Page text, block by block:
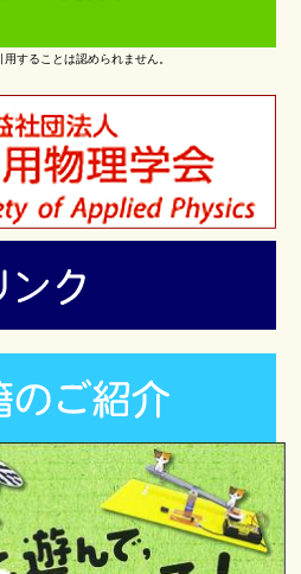
することは認められません。